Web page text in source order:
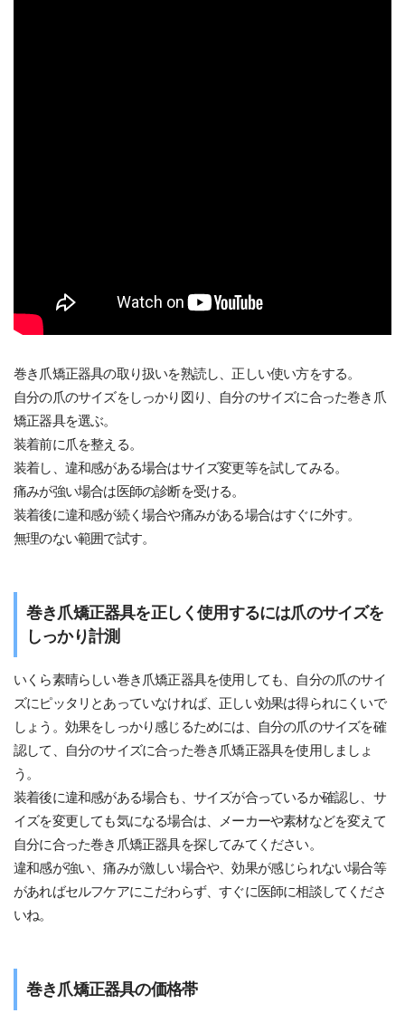
巻き爪矯正器具の取り扱いを熟読し、正しい使い方をする。
自分の爪のサイズをしっかり図り、自分のサイズに合った巻き爪
矯正器具を選ぶ。
装着前に爪を整える。
装着し、違和感がある場合はサイズ変更等を試してみる。
痛みが強い場合は医師の診断を受ける。
装着後に違和感が続く場合や痛みがある場合はすぐに外す。
無理のない範囲で試す。
巻き爪矯正器具を正しく使用するには爪のサイズを
しっかり計測
いくら素晴らしい巻き爪矯正器具を使用しても、自分の爪のサイ
ズにピッタリとあっていなければ、正しい効果は得られにくいで
しょう。効果をしっかり感じるためには、自分の爪のサイズを確
認して、自分のサイズに合った巻き爪矯正器具を使用しましょ
う。
装着後に違和感がある場合も、サイズが合っているか確認し、サ
イズを変更しても気になる場合は、メーカーや素材などを変えて
自分に合った巻き爪矯正器具を探してみてください。
違和感が強い、痛みが激しい場合や、効果が感じられない場合等
があればセルフケアにこだわらず、すぐに医師に相談してくださ
いね。
巻き爪矯正器具の価格帯